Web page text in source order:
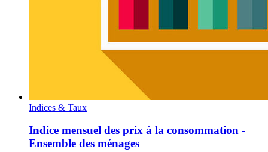
Indices & Taux
Indice mensuel des prix à la consommation -
Ensemble des ménages